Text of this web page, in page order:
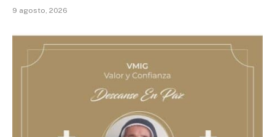
9 agosto, 2026